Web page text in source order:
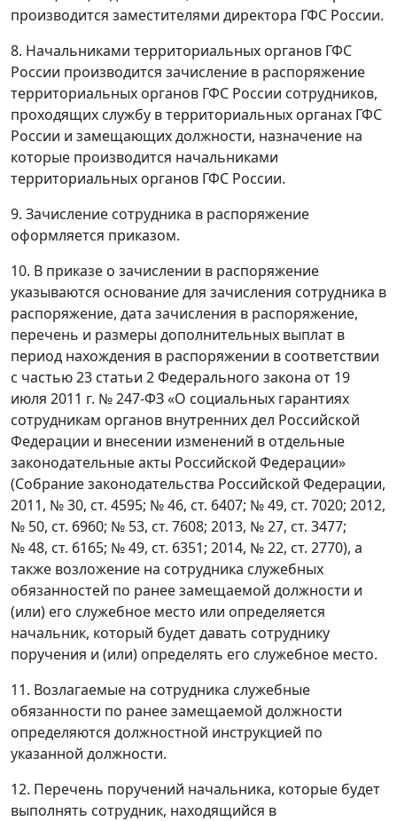
производится заместителями директора ГФС России.
8. Начальниками территориальных органов ГФС
России производится зачисление в распоряжение
территориальных органов ГФС России сотрудников,
проходящих службу в территориальных органах ГФС
России и замещающих должности, назначение на
которые производится начальниками
территориальных органов ГФС России.
9. Зачисление сотрудника в распоряжение
оформляется приказом.
10. В приказе о зачислении в распоряжение
указываются основание для зачисления сотрудника в
распоряжение, дата зачисления в распоряжение,
перечень и размеры дополнительных выплат в
период нахождения в распоряжении в соответствии
с частью 23 статьи 2 Федерального закона от 19
июля 2011 г. № 247-ФЗ «О социальных гарантиях
сотрудникам органов внутренних дел Российской
Федерации и внесении изменений в отдельные
законодательные акты Российской Федерации»
(Собрание законодательства Российской Федерации,
2011, № 30, ст. 4595; № 46, ст. 6407; № 49, ст. 7020; 2012,
№ 50, ст. 6960; № 53, ст. 7608; 2013, № 27, ст. 3477;
№ 48, ст. 6165; № 49, ст. 6351; 2014, № 22, ст. 2770), а
также возложение на сотрудника служебных
обязанностей по ранее замещаемой должности и
(или) его служебное место или определяется
начальник, который будет давать сотруднику
поручения и (или) определять его служебное место.
11. Возлагаемые на сотрудника служебные
обязанности по ранее замещаемой должности
определяются должностной инструкцией по
указанной должности.
12. Перечень поручений начальника, которые будет
выполнять сотрудник, находящийся в